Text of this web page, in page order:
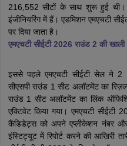
216,552 सीटों के साथ शुरू हुई थी।
इंजीनियरिंग में हैं। एडमिशन एमएचटी
पर दिया जाता है।
एमएचटी सीईटी 2026 राउंड 2 की खाली
इससे पहले एमएचटी सीईटी सेल ने 2
सीएसपी राउंड 1 सीट अलॉटमेंट का
राउंड 1 सीट अलॉटमेंट का लिंक
एक्टिवेट किया गया। एमएचटी
कैंडिडेट्स को अपने एप्लीकेशन नंबर
इंस्टिट्यूट में रिपोर्ट करने की आखिरी